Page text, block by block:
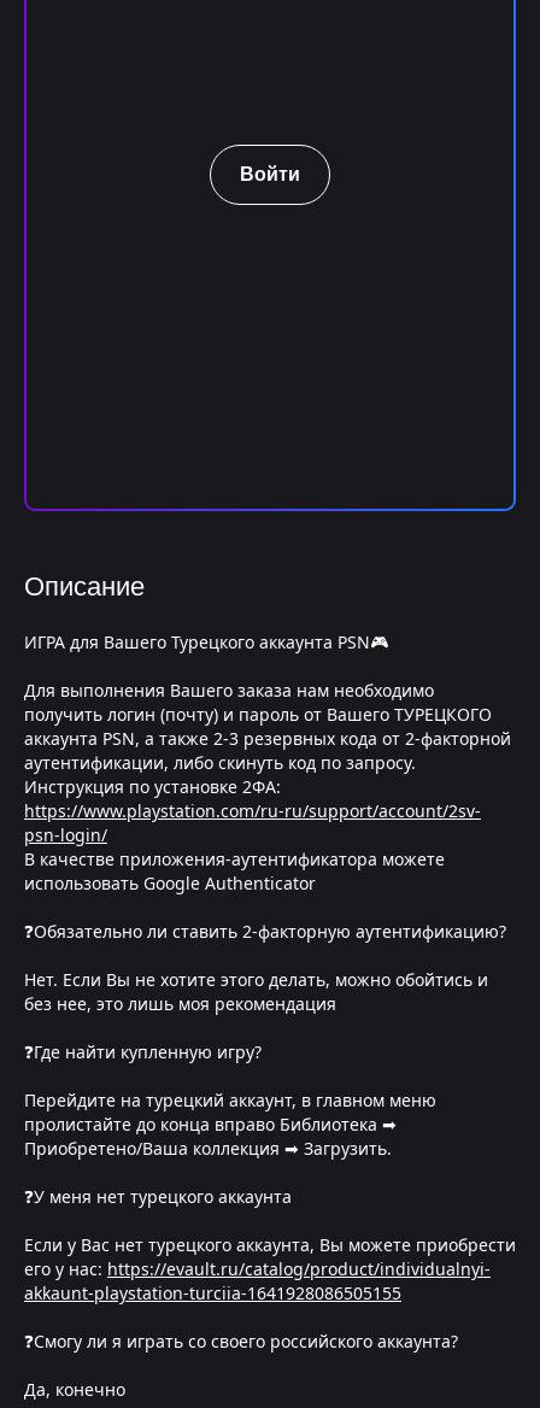
Войти
Описание
ИГРА для Вашего Турецкого аккаунта PSN🎮
Для выполнения Вашего заказа нам необходимо
получить логин (почту) и пароль от Вашего ТУРЕЦКОГО
аккаунта PSN, а также 2-3 резервных кода от 2-факторной
аутентификации, либо скинуть код по запросу.
Инструкция по установке 2ФА:
https://www.playstation.com/ru-ru/support/account/2sv-
psn-login/
В качестве приложения-аутентификатора можете
использовать Google Authenticator
❓Обязательно ли ставить 2-факторную аутентификацию?
Нет. Если Вы не хотите этого делать, можно обойтись и
без нее, это лишь моя рекомендация
❓Где найти купленную игру?
Перейдите на турецкий аккаунт, в главном меню
пролистайте до конца вправо Библиотека ➡
Приобретено/Ваша коллекция ➡ Загрузить.
❓У меня нет турецкого аккаунта
Если у Вас нет турецкого аккаунта, Вы можете приобрести
его у нас: https://evault.ru/catalog/product/individualnyi-
akkaunt-playstation-turciia-1641928086505155
❓Смогу ли я играть со своего российского аккаунта?
Да, конечно